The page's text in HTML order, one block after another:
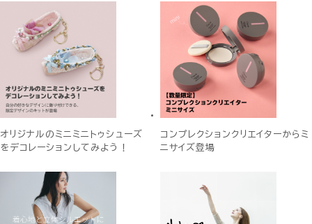
オリジナルのミニミニトゥシューズ
をデコレーションしてみよう！
コンプレクションクリエイターからミ
ニサイズ登場